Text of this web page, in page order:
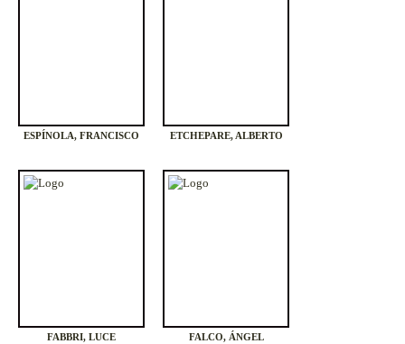
ESPÍNOLA, FRANCISCO ETCHEPARE, ALBERTO
FABBRI, LUCE FALCO, ÁNGEL